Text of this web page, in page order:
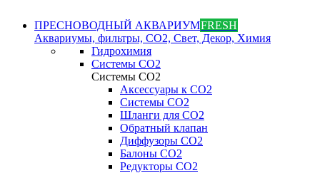
ПРЕСНОВОДНЫЙ АКВАРИУМFRESH
Аквариумы, фильтры, СО2, Свет, Декор, Химия
Гидрохимия
Системы СО2
Системы СО2
Аксессуары к СО2
Системы СО2
Шланги для CO2
Обратный клапан
Диффузоры СO2
Балоны CO2
Редукторы CO2